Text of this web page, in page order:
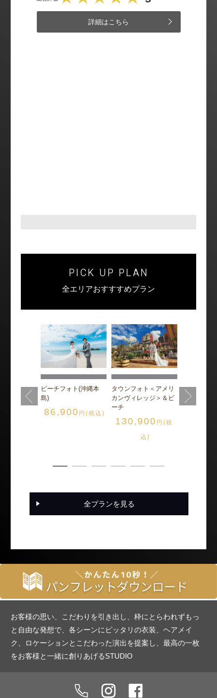
詳細はこちら
PICK UP PLAN
全エリアおすすすめプラン
円(税
ビーチフォト(沖縄本
島)
86,900 円(税込)
タウンフォト＜アメリ
カンヴィレッジ＞＆ビ
ーチ
130,900 円(税
込)
グレイス・
全プランを見る
お客様の思い、こだわりを引き出し、枠にとらわれずもっ
と自由な発想で、各シーンにピッタリの衣装、ヘアメイ
ク、ロケーションとこだわった演出を提案し、最高の一枚
をお客様と一緒に創りあげるSTUDIO